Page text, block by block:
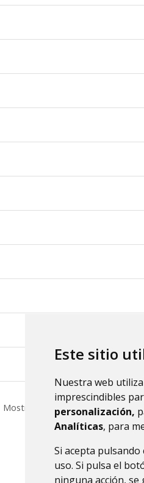
Este sitio
Nuestra web
imprescindibles
personalización,
Analíticas, para
Si acepta
uso. Si pulsa el
ninguna acción, se
Mostrando el intervalo 1 - 12 de